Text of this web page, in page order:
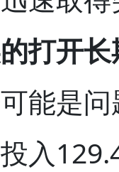
打开
能是
入